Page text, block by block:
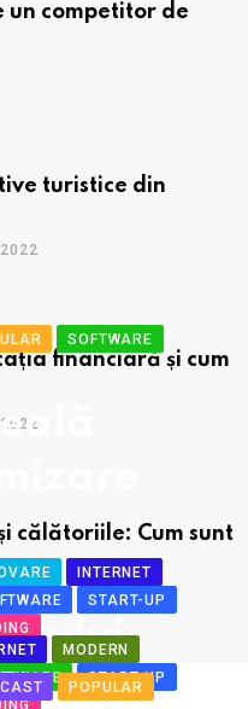
un competitor de
turistice din
financiară și cum
călătoriile: Cum sunt
2021
SOFTWARE
ului
INTERNET
START-UP
care
MODERN
START-UP
POPULAR